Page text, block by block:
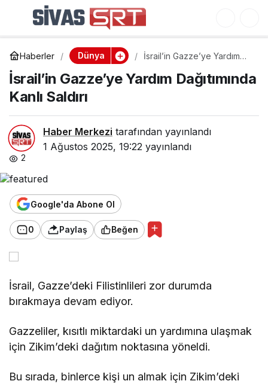
Haberler Dünya
İsrail’in Gazze’ye Yardım
İsrail’in Gazze’ye Yardım Dağıtımında
Kanlı Saldırı
Haber Merkezi tarafından yayınlandı
1 Ağustos 2025, 19:22 yayınlandı
2
Google'da Abone Ol
0 Paylaş Beğen
İsrail, Gazze’deki Filistinlileri zor durumda
bırakmaya devam ediyor.
Gazzeliler, kısıtlı miktardaki un yardımına ulaşmak
için Zikim’deki dağıtım noktasına yöneldi.
Bu sırada, binlerce kişi un almak için Zikim’deki
İsrail’in Gazze’ye